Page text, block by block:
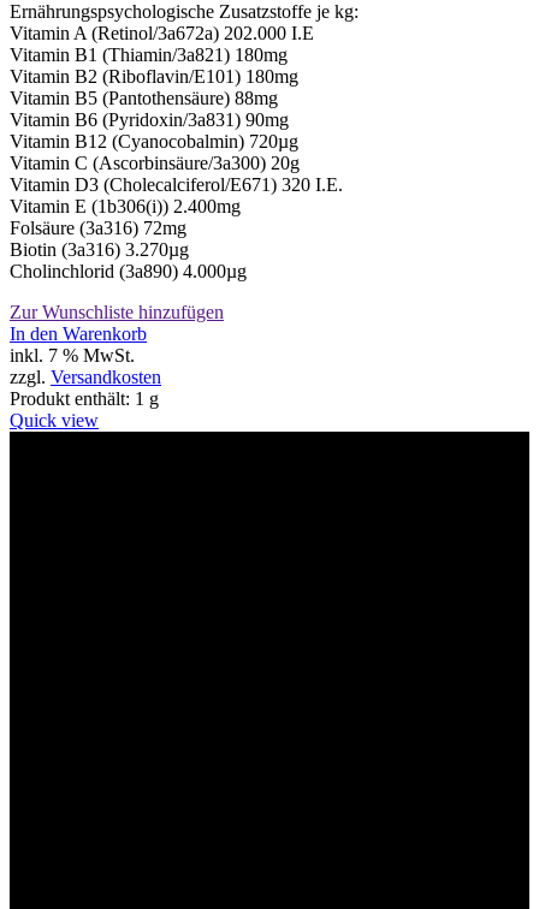
Ernährungspsychologische Zusatzstoffe je kg:
Vitamin A (Retinol/3a672a) 202.000 I.E
Vitamin B1 (Thiamin/3a821) 180mg
Vitamin B2 (Riboflavin/E101) 180mg
Vitamin B5 (Pantothensäure) 88mg
Vitamin B6 (Pyridoxin/3a831) 90mg
Vitamin B12 (Cyanocobalmin) 720µg
Vitamin C (Ascorbinsäure/3a300) 20g
Vitamin D3 (Cholecalciferol/E671) 320 I.E.
Vitamin E (1b306(i)) 2.400mg
Folsäure (3a316) 72mg
Biotin (3a316) 3.270µg
Cholinchlorid (3a890) 4.000µg
Zur Wunschliste hinzufügen
In den Warenkorb
inkl. 7 % MwSt.
zzgl. Versandkosten
Produkt enthält: 1 g
Quick view